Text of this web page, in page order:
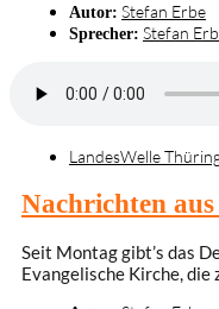
Autor: Stefan Erbe
Sprecher: Stefan
LandesWelle
Nachrichten
Seit Montag gibt’s das
Evangelische Kirche, die